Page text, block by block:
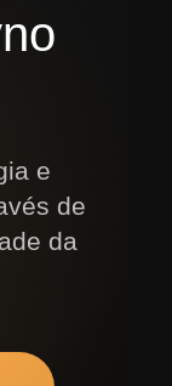
e
de
da